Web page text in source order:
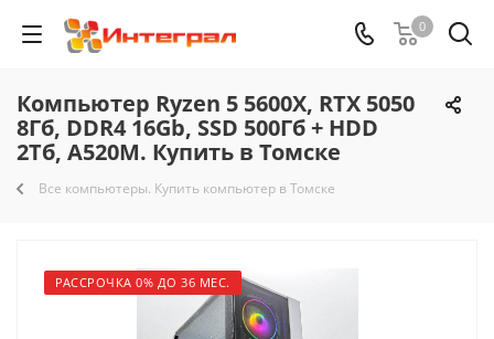
0
Компьютер Ryzen 5 5600X, RTX 5050
8Гб, DDR4 16Gb, SSD 500Гб + HDD
2Тб, A520M. Купить в Томске
Все компьютеры. Купить компьютер в Томске
РАССРОЧКА 0% ДО 36 МЕС.